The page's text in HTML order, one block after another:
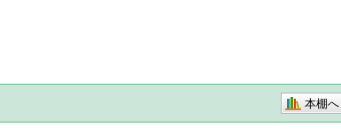
本棚へ